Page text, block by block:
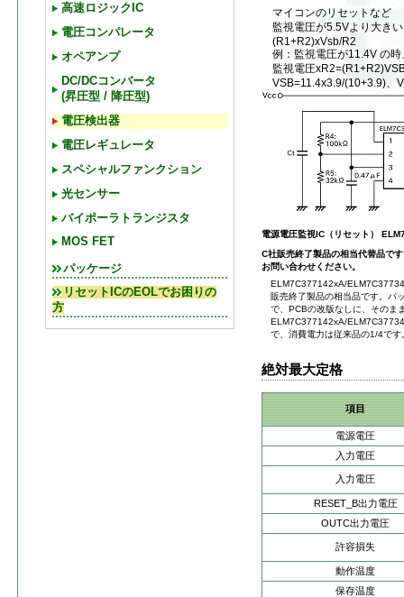
高速ロジックIC
電圧コンパレータ
オペアンプ
DC/DCコンバータ
(昇圧型 / 降圧型)
電圧検出器
電圧レギュレータ
スペシャルファンクション
光センサー
バイポーラトランジスタ
MOS FET
パッケージ
リセットICのEOLでお困りの
方
マイコンのリセットなど
監視電圧が5.5Vより大き
(R1+R2)xVsb/R2
例：監視電圧が11.4V の
監視電圧
VSB=11.4x3.9/(10+3.9)、
電源電圧監視IC（リセット）
C社販売終了製品の相当代替品で
お問い合わせください。
ELM7C377142xA/
販売終了製品の相当品です。パ
で、PCBの改版なしに、そのま
ELM7C377142xA/
で、消費電力は従来品の1/4です
絶対最大定格
項目
電源電圧
入力電圧
入力電圧
RESET_B出力電圧
OUTC出力電圧
許容損失
動作温度
保存温度